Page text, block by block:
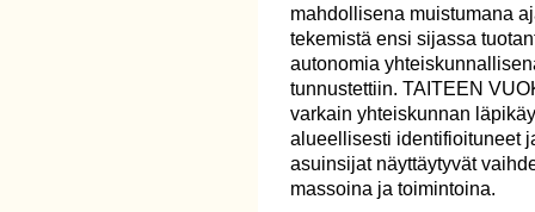
mahdollisena muistumana
tekemistä ensi sijassa
autonomia
tunnustettiin. TAITEEN
varkain yhteiskunnan
alueellisesti identifioituneet
asuinsijat näyttäytyvät
massoina ja toimintoina.